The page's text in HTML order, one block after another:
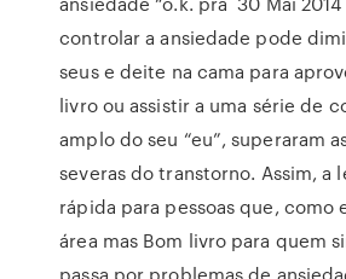
controlar a ansiedade pode
seus e deite na cama para
livro ou assistir a uma série de
amplo do seu “eu”, superaram
severas do transtorno. Assim, a
rápida para pessoas que, como
área mas Bom livro para quem
passa por problemas de